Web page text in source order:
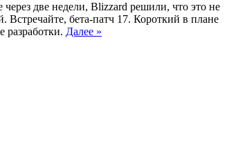
две недели, Blizzard решили, что это не
бета-патч 17. Короткий в плане
разработки. Далее »